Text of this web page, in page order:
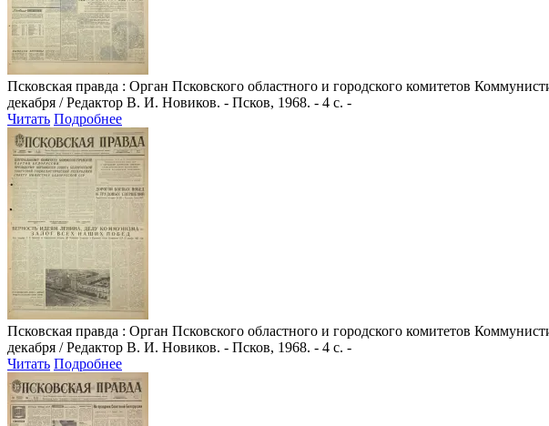
Псковская правда : Орган Псковского областного и городского комитетов
декабря / Редактор В. И. Новиков. - Псков, 1968. - 4 с. -
Читать Подробнее
Псковская правда : Орган Псковского областного и городского комитетов
декабря / Редактор В. И. Новиков. - Псков, 1968. - 4 с. -
Читать Подробнее